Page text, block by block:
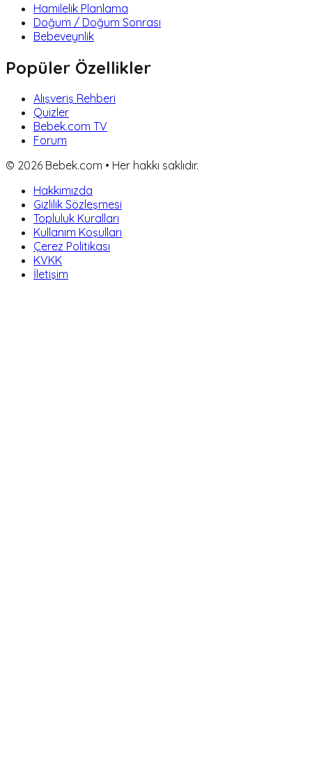
Hamilelik Planlama
Doğum / Doğum Sonrası
Bebeveynlik
Popüler Özellikler
Alışveriş Rehberi
Quizler
Bebek.com TV
Forum
© 2026 Bebek.com • Her hakkı saklıdır.
Hakkımızda
Gizlilik Sözleşmesi
Topluluk Kuralları
Kullanım Koşulları
Çerez Politikası
KVKK
İletişim